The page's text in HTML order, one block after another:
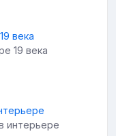
19 века
интерьере